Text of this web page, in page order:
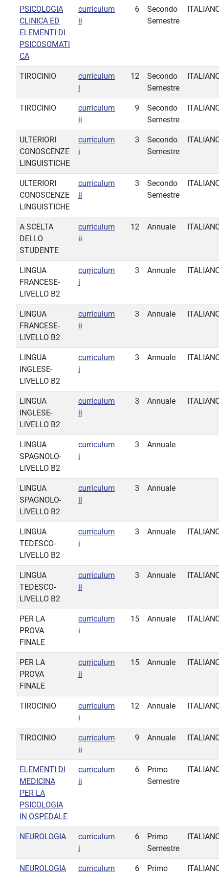
PSICOLOGIA
CLINICA ED
ELEMENTI DI
PSICOSOMATI
CA
curriculum
ii
6
Secondo
Semestre
TIROCINIO
curriculum
i
12
Secondo
Semestre
TIROCINIO
curriculum
ii
9
Secondo
Semestre
ULTERIORI
CONOSCENZE
LINGUISTICHE
curriculum
i
3
Secondo
Semestre
ULTERIORI
CONOSCENZE
LINGUISTICHE
curriculum
ii
3
Secondo
Semestre
A SCELTA
DELLO
STUDENTE
curriculum
ii
12 Annuale
LINGUA
FRANCESE-
LIVELLO B2
curriculum
i
3 Annuale
LINGUA
FRANCESE-
LIVELLO B2
curriculum
ii
3 Annuale
LINGUA
INGLESE-
LIVELLO B2
curriculum
i
3 Annuale
LINGUA
INGLESE-
LIVELLO B2
curriculum
ii
3 Annuale
LINGUA
SPAGNOLO-
LIVELLO B2
curriculum
i
3 Annuale
LINGUA
SPAGNOLO-
LIVELLO B2
curriculum
ii
3 Annuale
LINGUA
TEDESCO-
LIVELLO B2
curriculum
i
3 Annuale
LINGUA
TEDESCO-
LIVELLO B2
curriculum
ii
3 Annuale
PER LA
PROVA
FINALE
curriculum
i
15 Annuale
PER LA
PROVA
FINALE
curriculum
ii
15 Annuale
TIROCINIO
curriculum
i
12 Annuale
TIROCINIO
curriculum
ii
9 Annuale
ELEMENTI DI
MEDICINA
PER LA
PSICOLOGIA
IN OSPEDALE
curriculum
ii
6
Primo
Semestre
NEUROLOGIA
curriculum
i
6
Primo
Semestre
NEUROLOGIA
curriculum
6
Primo